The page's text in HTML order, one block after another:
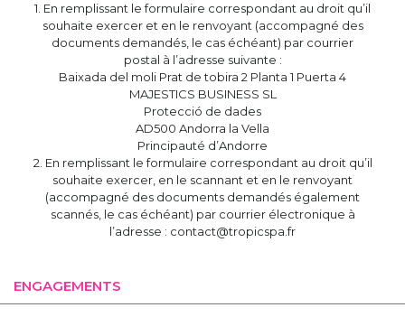
1. En remplissant le formulaire correspondant au droit qu’il
souhaite exercer et en le renvoyant (accompagné des
documents demandés, le cas échéant) par courrier
postal à l’adresse suivante :
Baixada del moli Prat de tobira 2 Planta 1 Puerta 4
MAJESTICS BUSINESS SL
Protecció de dades
AD500 Andorra la Vella
Principauté d’Andorre
2. En remplissant le formulaire correspondant au droit qu’il
souhaite exercer, en le scannant et en le renvoyant
(accompagné des documents demandés également
scannés, le cas échéant) par courrier électronique à
l’adresse : contact@tropicspa.fr
ENGAGEMENTS